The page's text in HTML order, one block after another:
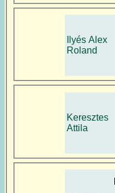
Ilyés Alex
Roland
Keresztes
Attila